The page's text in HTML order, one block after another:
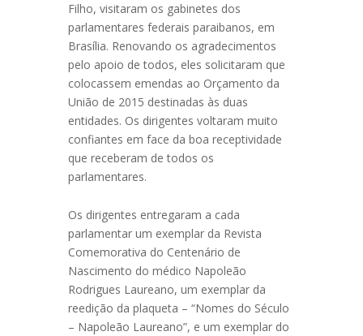
Filho, visitaram os gabinetes dos
parlamentares federais paraibanos, em
Brasília. Renovando os agradecimentos
pelo apoio de todos, eles solicitaram que
colocassem emendas ao Orçamento da
União de 2015 destinadas às duas
entidades. Os dirigentes voltaram muito
confiantes em face da boa receptividade
que receberam de todos os
parlamentares.
Os dirigentes entregaram a cada
parlamentar um exemplar da Revista
Comemorativa do Centenário de
Nascimento do médico Napoleão
Rodrigues Laureano, um exemplar da
reedição da plaqueta – “Nomes do Século
– Napoleão Laureano”, e um exemplar do